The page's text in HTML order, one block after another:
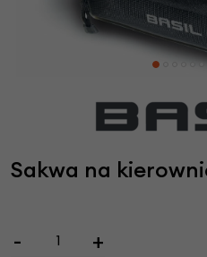
Sakwa na
- +